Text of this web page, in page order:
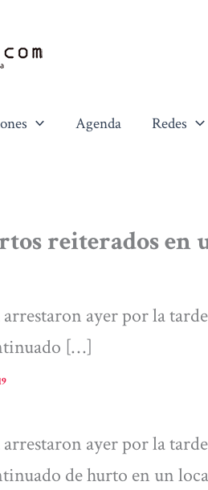
Agenda Redes
reiterados en
ayer por la
[…]
ayer por la
de hurto en un